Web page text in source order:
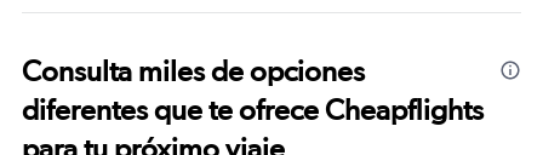
Consulta miles de opciones
diferentes que te ofrece Cheapflights